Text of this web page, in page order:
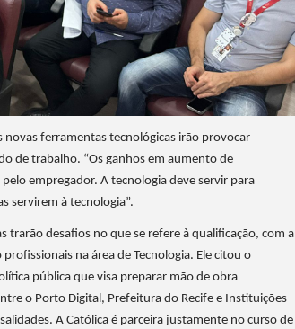
novas ferramentas tecnológicas irão provocar
de trabalho. “Os ganhos em aumento de
empregador. A tecnologia deve servir para
servirem à tecnologia”.
trarão desafios no que se refere à qualificação, com a
na área de Tecnologia. Ele citou o
pública que visa preparar mão de obra
o Porto Digital, Prefeitura do Recife e Instituições
A Católica é parceira justamente no curso de